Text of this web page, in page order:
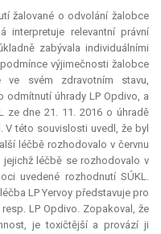
žalované o odvolání žalobce
interpretuje relevantníprávní
zabývala individuálními
výjimečnosti žalobce
ve svém zdravotním stavu,
odmítnutí úhrady LP Opdivo, a
ze dne 21. 11. 2016 o úhradě
V této souvislosti uvedl, že byl
léčbě rozhodovalo v červnu
léčbě se rozhodovalo v
uvedené rozhodnutí SÚKL.
LP Yervoy představuje pro
LP Opdivo. Zopakoval, že
je toxičtější a provází ji